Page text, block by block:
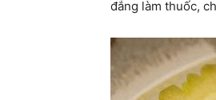
đắng làm thuốc,